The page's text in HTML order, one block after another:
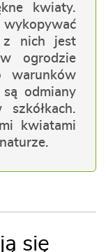
kwiaty.
z nich jest
ogrodzie
warunków
odmiany
kwiatami
się